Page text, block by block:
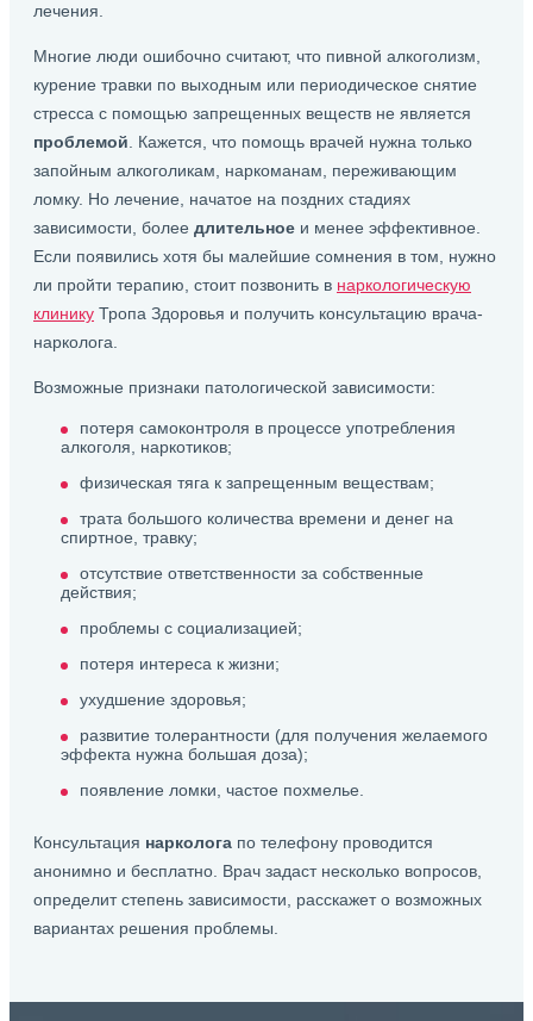
лечения.
Многие люди ошибочно считают, что пивной алкоголизм,
курение травки по выходным или периодическое снятие
стресса с помощью запрещенных веществ не является
проблемой . Кажется, что помощь врачей нужна только
запойным алкоголикам, наркоманам, переживающим
ломку. Но лечение, начатое на поздних стадиях
зависимости, более длительное и менее эффективное.
Если появились хотя бы малейшие сомнения в том, нужно
ли пройти терапию, стоит позвонить в наркологическую
клинику Тропа Здоровья и получить консультацию врача-
нарколога.
Возможные признаки патологической зависимости:
потеря самоконтроля в процессе употребления
алкоголя, наркотиков;
физическая тяга к запрещенным веществам;
трата большого количества времени и денег на
спиртное, травку;
отсутствие ответственности за собственные
действия;
проблемы с социализацией;
потеря интереса к жизни;
ухудшение здоровья;
развитие толерантности (для получения желаемого
эффекта нужна большая доза);
появление ломки, частое похмелье.
Консультация нарколога по телефону проводится
анонимно и бесплатно. Врач задаст несколько вопросов,
определит степень зависимости, расскажет о возможных
вариантах решения проблемы.